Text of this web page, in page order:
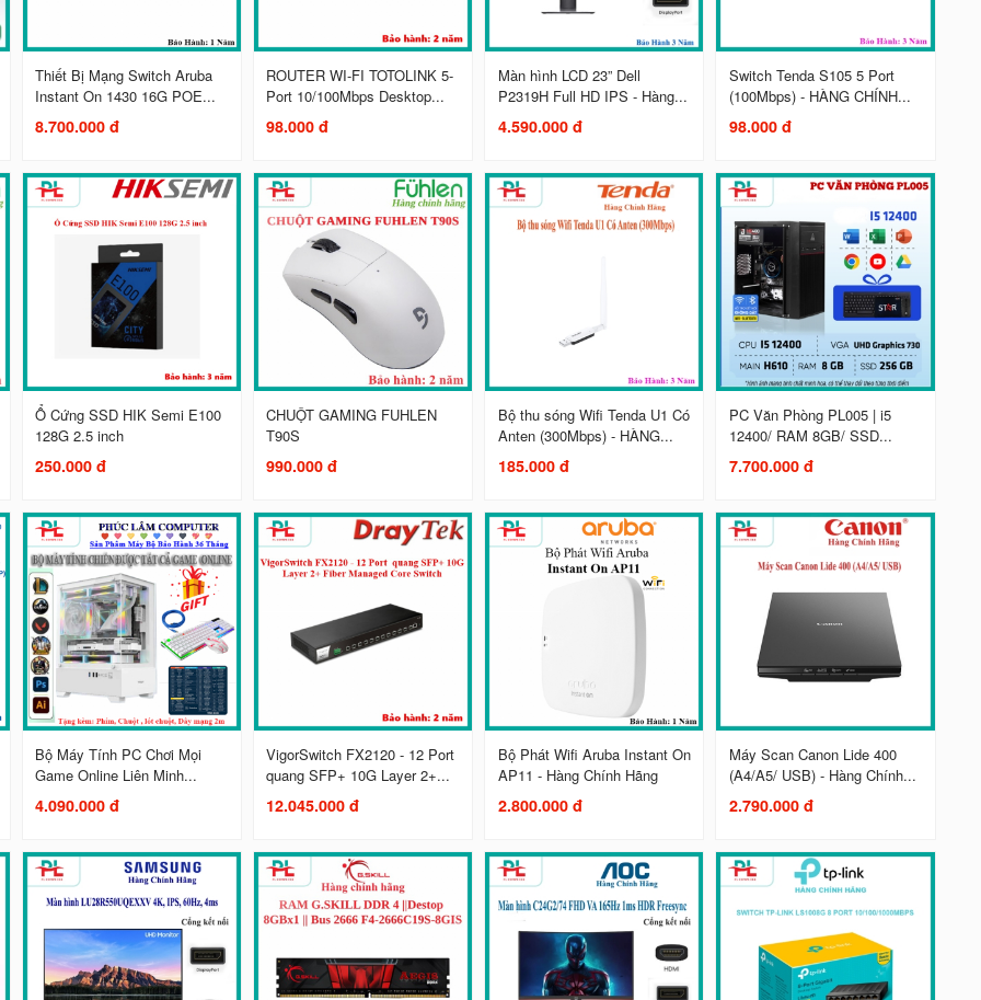
Thiết Bị Mạng Switch Aruba
Instant On 1430 16G POE...
8.700.000 đ
ROUTER WI-FI TOTOLINK 5-
Port 10/100Mbps Desktop...
98.000 đ
Màn hình LCD 23” Dell
P2319H Full HD IPS - Hàng...
4.590.000 đ
Switch Tenda S105 5 Port
(100Mbps) - HÀNG CHÍNH...
98.000 đ
Ổ Cứng SSD HIK Semi E100
128G 2.5 inch
250.000 đ
CHUỘT GAMING FUHLEN
T90S
990.000 đ
Bộ thu sóng Wifi Tenda U1 Có
Anten (300Mbps) - HÀNG...
185.000 đ
PC Văn Phòng PL005 | i5
12400/ RAM 8GB/ SSD...
7.700.000 đ
Bộ Máy Tính PC Chơi Mọi
Game Online Liên Minh...
4.090.000 đ
VigorSwitch FX2120 - 12 Port
quang SFP+ 10G Layer 2+...
12.045.000 đ
Bộ Phát Wifi Aruba Instant On
AP11 - Hàng Chính Hãng
2.800.000 đ
Máy Scan Canon Lide 400
(A4/A5/ USB) - Hàng Chính...
2.790.000 đ